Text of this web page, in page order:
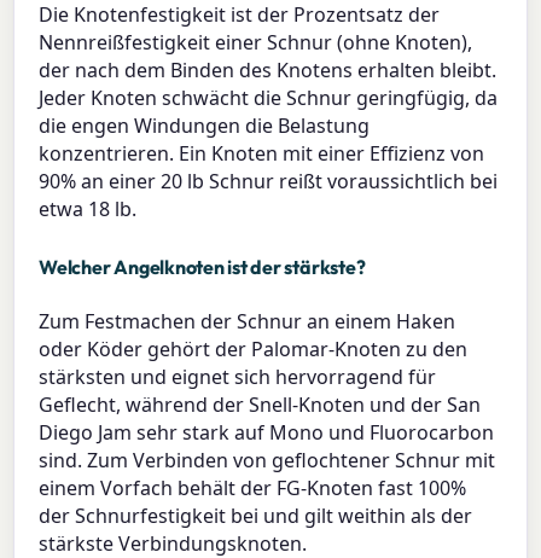
Die Knotenfestigkeit ist der Prozentsatz der
Nennreißfestigkeit einer Schnur (ohne Knoten),
der nach dem Binden des Knotens erhalten bleibt.
Jeder Knoten schwächt die Schnur geringfügig, da
die engen Windungen die Belastung
konzentrieren. Ein Knoten mit einer Effizienz von
90% an einer 20 lb Schnur reißt voraussichtlich bei
etwa 18 lb.
Welcher Angelknoten ist der stärkste?
Zum Festmachen der Schnur an einem Haken
oder Köder gehört der Palomar-Knoten zu den
stärksten und eignet sich hervorragend für
Geflecht, während der Snell-Knoten und der San
Diego Jam sehr stark auf Mono und Fluorocarbon
sind. Zum Verbinden von geflochtener Schnur mit
einem Vorfach behält der FG-Knoten fast 100%
der Schnurfestigkeit bei und gilt weithin als der
stärkste Verbindungsknoten.